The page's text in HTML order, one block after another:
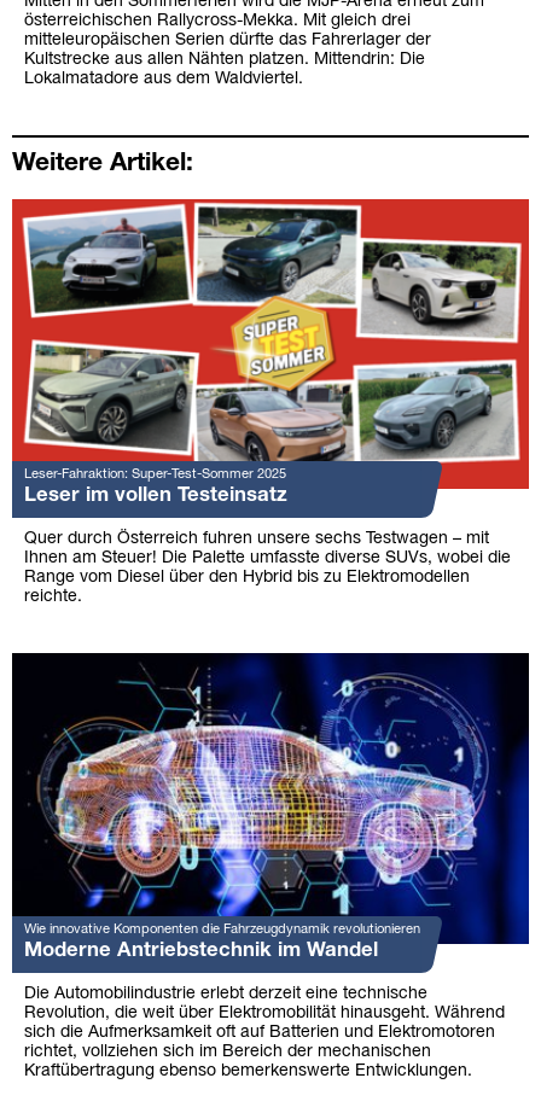
österreichischen Rallycross-Mekka. Mit gleich drei
mitteleuropäischen Serien dürfte das Fahrerlager der
Kultstrecke aus allen Nähten platzen. Mittendrin: Die
Lokalmatadore aus dem Waldviertel.
Weitere Artikel:
Leser-Fahraktion: Super-Test-Sommer 2025
Leser im vollen Testeinsatz
Quer durch Österreich fuhren unsere sechs Testwagen – mit
Ihnen am Steuer! Die Palette umfasste diverse SUVs, wobei die
Range vom Diesel über den Hybrid bis zu Elektromodellen
reichte.
Wie innovative Komponenten die Fahrzeugdynamik revolutionieren
Moderne Antriebstechnik im Wandel
Die Automobilindustrie erlebt derzeit eine technische
Revolution, die weit über Elektromobilität hinausgeht. Während
sich die Aufmerksamkeit oft auf Batterien und Elektromotoren
richtet, vollziehen sich im Bereich der mechanischen
Kraftübertragung ebenso bemerkenswerte Entwicklungen.